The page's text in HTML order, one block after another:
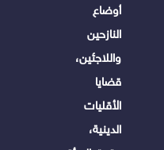
أوضاع
النازحين
واللاجئين،
قضايا
الأقليات
الدينية،